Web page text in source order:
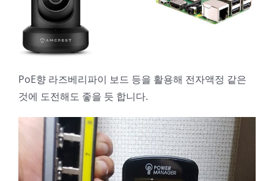
PoE향 라즈베리파이 보드 등을 활용해 전자액정 같은
것에 도전해도 좋을 듯 합니다.